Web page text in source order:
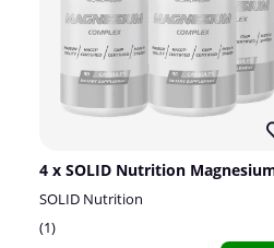
SOLID Nutrition
1